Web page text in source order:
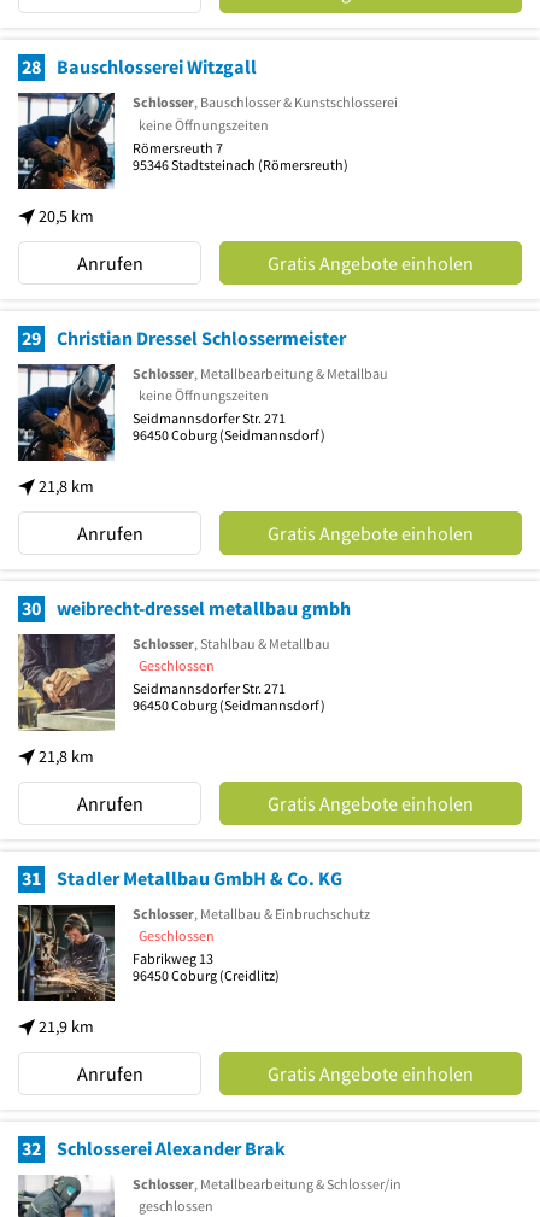
28 Bauschlosserei Witzgall
20,5 km
Schlosser, Bauschlosser & Kunstschlosserei
keine Öffnungszeiten
Römersreuth 7
95346Stadtsteinach (Römersreuth)
Anrufen Gratis Angebote einholen
29 Christian Dressel Schlossermeister
21,8 km
Schlosser, Metallbearbeitung & Metallbau
keine Öffnungszeiten
Seidmannsdorfer Str. 271
96450Coburg (Seidmannsdorf)
Anrufen Gratis Angebote einholen
30 weibrecht-dressel metallbau gmbh
21,8 km
Schlosser, Stahlbau & Metallbau
Geschlossen
Seidmannsdorfer Str. 271
96450Coburg (Seidmannsdorf)
Anrufen Gratis Angebote einholen
31 Stadler Metallbau GmbH & Co. KG
21,9 km
Schlosser, Metallbau & Einbruchschutz
Geschlossen
Fabrikweg 13
96450Coburg (Creidlitz)
Anrufen Gratis Angebote einholen
32 Schlosserei Alexander Brak
Schlosser, Metallbearbeitung & Schlosser/in
geschlossen